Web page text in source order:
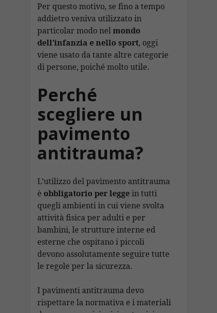
Per questo motivo, se fino a tempo
addietro veniva utilizzato in
particolar modo nelmondo
dell’infanzia e nello sport, oggi
viene usato da tante altre categorie
di persone, poiché molto utile.
Perché
scegliere un
pavimento
antitrauma?
L’utilizzo del pavimento antitrauma
è obbligatorio per leggein tutti
quegli ambienti in cui viene svolta
attività fisica per adulti e per
bambini, le strutture interne ed
esterne che ospitano i piccoli
devono assolutamente seguire tutte
le regole per la sicurezza.
I pavimenti antitrauma devo
rispettare la normativa e i materiali